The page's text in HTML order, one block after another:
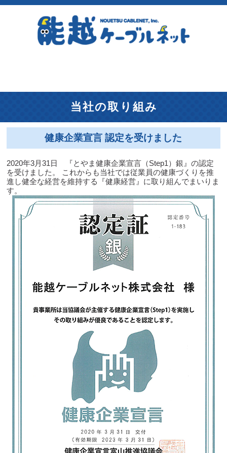
当社の取り組み
健康企業宣言 認定を受けました
2020年3月31日 『とやま健康企業宣言（Step1）銀』の認定
を受けました。 これからも当社では従業員の健康づくりを推
進し健全な経営を維持する『健康経営』に取り組んでまいりま
す。